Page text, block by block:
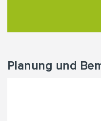
Planung und